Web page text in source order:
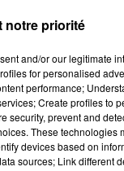
notre priorité
and/or our legitimate
for personalised
performance;
Create profiles to
security, prevent and
These technologies
devices based on
sources; Link different